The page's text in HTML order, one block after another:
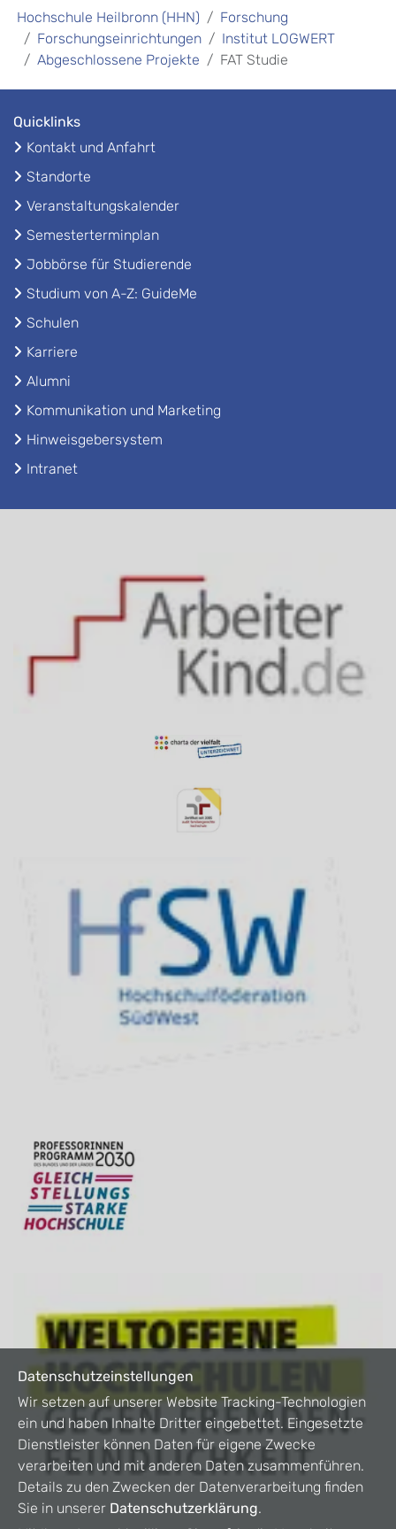
Hochschule Heilbronn (HHN)
Forschung
Forschungseinrichtungen
Institut LOGWERT
Abgeschlossene Projekte
FAT Studie
Quicklinks
Kontakt und Anfahrt
Standorte
Veranstaltungskalender
Semesterterminplan
Jobbörse für Studierende
Studium von A-Z: GuideMe
Schulen
Karriere
Alumni
Kommunikation und Marketing
Hinweisgebersystem
Intranet
Datenschutzeinstellungen
Wir setzen auf unserer Website Tracking-Technologien
ein und haben Inhalte Dritter eingebettet. Eingesetzte
Dienstleister können Daten für eigene Zwecke
verarbeiten und mit anderen Daten zusammenführen.
Details zu den Zwecken der Datenverarbeitung finden
Sie in unserer Datenschutzerklärung.